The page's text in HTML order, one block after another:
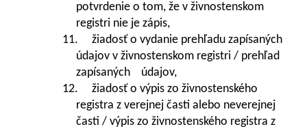
potvrdenie o tom, že v živnostenskom
registri nie je zápis,
11. žiadosť o vydanie prehľadu zapísaných
údajov v živnostenskom registri / prehľad
zapísaných údajov,
12. žiadosť o výpis zo živnostenského
registra z verejnej časti alebo neverejnej
časti / výpis zo živnostenského registra z